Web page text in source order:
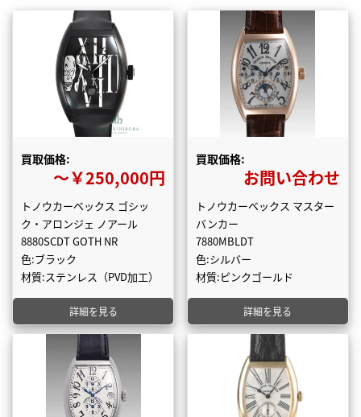
買取価格:
〜￥250,000円
トノウカーベックス ゴシッ
ク・アロンジェ ノアール
8880SCDT GOTH NR
色:ブラック
材質:ステンレス（PVD加工）
詳細を見る
買取価格:
お問い合わせ
トノウカーベックス マスター
バンカー
7880MBLDT
色:シルバー
材質:ピンクゴールド
詳細を見る